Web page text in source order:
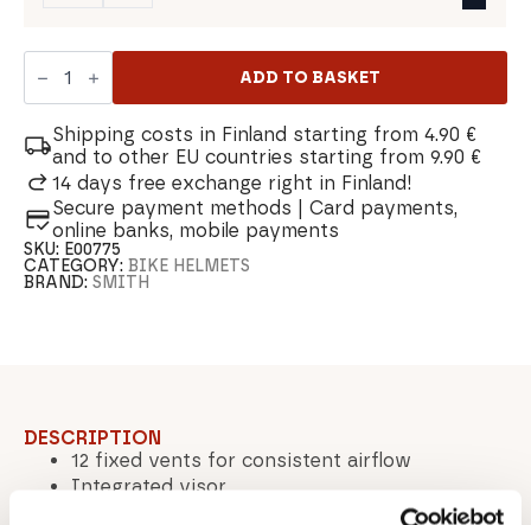
Smith
Sidekick
Jr
quantity
ADD TO BASKET
Shipping costs in Finland starting from 4.90 €
and to other EU countries starting from 9.90 €
14 days free exchange right in Finland!
Secure payment methods | Card payments,
online banks, mobile payments
SKU: E00775
CATEGORY:BIKE HELMETS
BRAND:SMITH
DESCRIPTION
12 fixed vents for consistent airflow
Integrated visor